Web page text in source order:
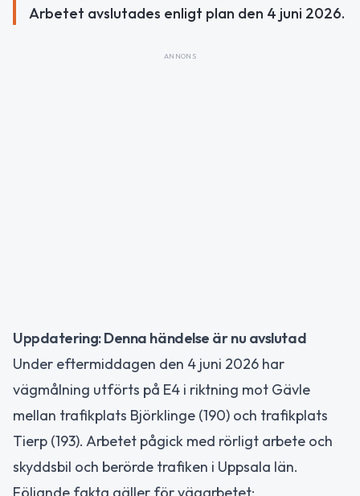
Arbetet avslutades enligt plan den 4 juni 2026.
ANNONS
Uppdatering: Denna händelse är nu avslutad
Under eftermiddagen den 4 juni 2026 har
vägmålning utförts på E4 i riktning mot Gävle
mellan trafikplats Björklinge (190) och trafikplats
Tierp (193). Arbetet pågick med rörligt arbete och
skyddsbil och berörde trafiken i Uppsala län.